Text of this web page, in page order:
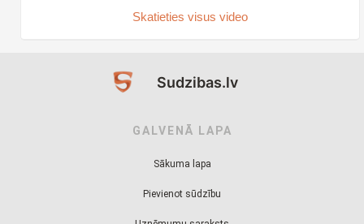
Skatieties visus video
Sudzibas.lv
GALVENĀ LAPA
Sākuma lapa
Pievienot sūdzību